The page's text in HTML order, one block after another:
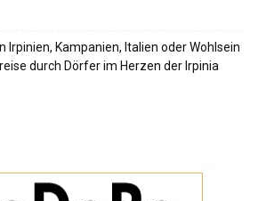
Irpinien, Kampanien, Italien oder Wohlsein
durch Dörfer im Herzen der Irpinia